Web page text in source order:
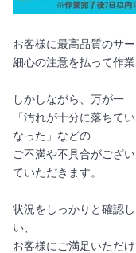
お客様に最高品質のサ
細心の注意を払って作業
しかしながら、万が一
「汚れが十分に落ちて
なった」などの
ご不満や不具合がござ
ていただきます。
状況をしっかりと確認
い、
お客様にご満足いただ